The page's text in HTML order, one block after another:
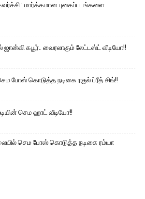
: மார்க்கமான புகைப்படங்களை
ஜான்வி கபூர்.. வைரலாகும் லேட்டஸ்ட் வீடியோ!!
போஸ் கொடுத்த நடிகை ரகுல் ப்ரீத் சிங்!!
செம ஹாட் வீடியோ!!
செம போஸ் கொடுத்த நடிகை ரம்யா